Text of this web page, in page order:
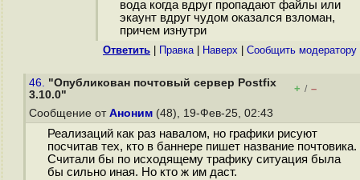
вода когда вдруг пропадают файлы или
экаунт вдруг чудом оказался взломан,
причем изнутри
Ответить Правка| Наверх Cообщить модератору
46. "Опубликован почтовый сервер Postfix
3.10.0"
+ / –
Сообщение от Аноним (48), 19-Фев-25, 02:43
Реализаций как раз навалом, но графики рисуют
посчитав тех, кто в баннере пишет название почтовика.
Считали бы по исходящему трафику ситуация была
бы сильно иная. Но кто ж им даст.